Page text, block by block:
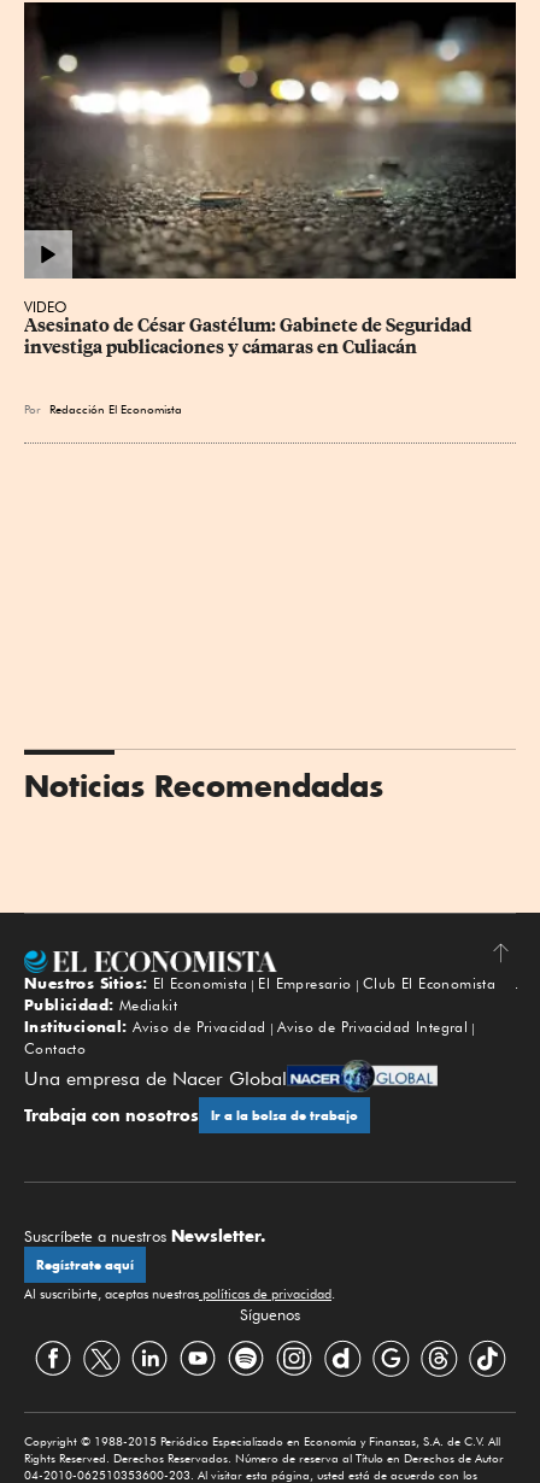
VIDEO
Asesinato de César Gastélum: Gabinete de Seguridad
investiga publicaciones y cámaras en Culiacán
Por Redacción El Economista
Noticias Recomendadas
Subir
Nuestros Sitios: El Economista El Empresario
Club El Economista
Publicidad: Mediakit
Institucional: Aviso de Privacidad
Aviso de Privacidad Integral
Contacto
Una empresa de Nacer Global
Trabaja con nosotros Ir a la bolsa de trabajo
Suscríbete a nuestros Newsletter.
Regístrate aquí
Al suscribirte, aceptas nuestras políticas de privacidad.
Síguenos
Copyright © 1988-2015 Periódico Especializado en Economía y Finanzas, S.A. de C.V. All
Rights Reserved. Derechos Reservados. Número de reserva al Título en Derechos de Autor
04-2010-062510353600-203. Al visitar esta página, usted está de acuerdo con los